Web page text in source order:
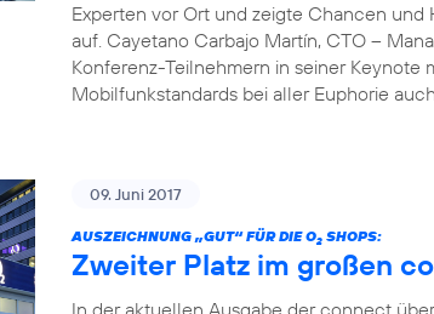
Experten vor Ort und zeigte Chancen
auf. Cayetano Carbajo Martín, CTO –
Konferenz-Teilnehmern in seiner
Mobilfunkstandards bei aller Euphorie
09. Juni 2017
AUSZEICHNUNG „GUT“ FÜR DIE O2 SHOPS:
Zweiter Platz im großen
In der aktuellen Ausgabe der connect